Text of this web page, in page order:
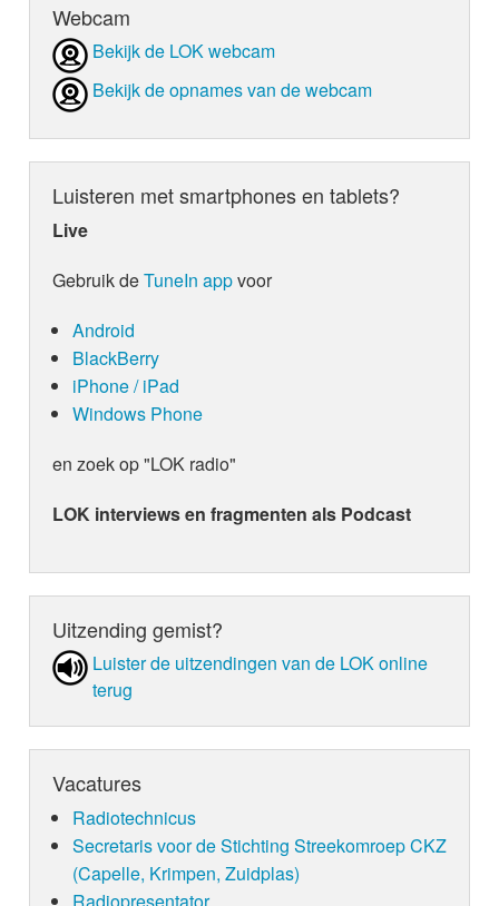
Webcam
Bekijk de LOK webcam
Bekijk de opnames van de webcam
Luisteren met smartphones en tablets?
Live
Gebruik deTuneIn appvoor
Android
BlackBerry
iPhone / iPad
Windows Phone
en zoek op "LOK radio"
LOK interviews en fragmenten als Podcast
Uitzending gemist?
Luister de uit­zen­din­gen van de LOK online
terug
Vacatures
Radiotechnicus
Secretaris voor de Stichting Streekomroep CKZ
(Capelle, Krimpen, Zuidplas)